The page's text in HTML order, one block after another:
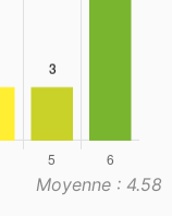
Moyenne : 4.58